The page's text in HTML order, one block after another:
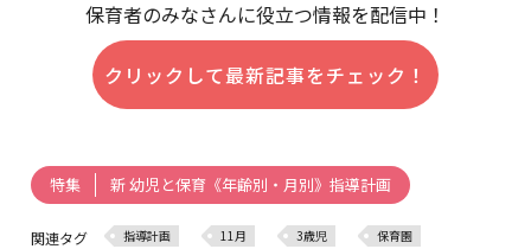
保育者のみなさんに役立つ情報を配信中！
クリックして最新記事をチェック！
特集 新 幼児と保育《年齢別・月別》指導計画
関連タグ 指導計画 11月 3歳児 保育園